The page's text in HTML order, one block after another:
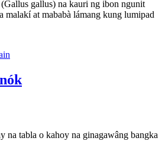
gallus) na kauri ng ibon ngunit
malakí at mababà lámang kung lumipad
na tabla o kahoy na ginagawâng bangka